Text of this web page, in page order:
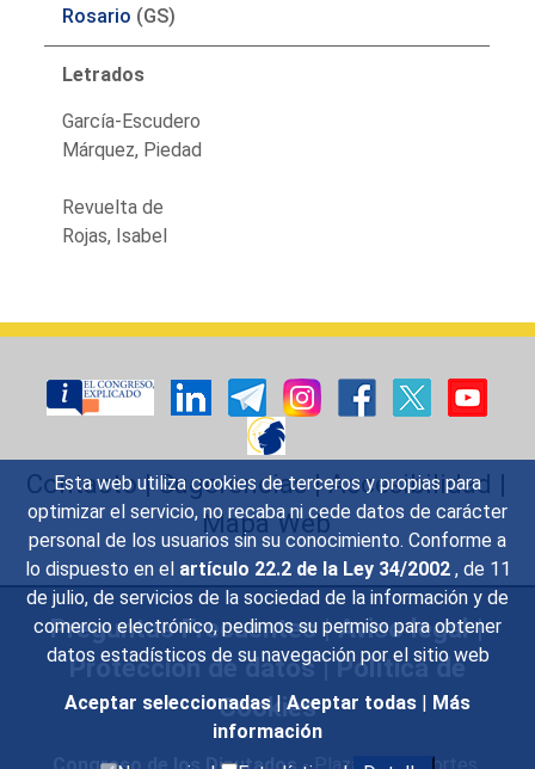
Esta web utiliza cookies de terceros y propias para
optimizar el servicio, no recaba ni cede datos de carácter
personal de los usuarios sin su conocimiento. Conforme a
lo dispuesto en el artículo 22.2 de la Ley 34/2002 , de 11
de julio, de servicios de la sociedad de la información y de
comercio electrónico, pedimos su permiso para obtener
datos estadísticos de su navegación por el sitio web
Aceptar seleccionadas | Aceptar todas | Más
información
Rosario (GS)
Letrados
García-Escudero
Márquez, Piedad
Revuelta de
Rojas, Isabel
Contacto|Sugerencias|Accesibilidad |
Mapa Web
Preguntas Frecuentes|Aviso legal|
Protección de datos|Política de
Cookies